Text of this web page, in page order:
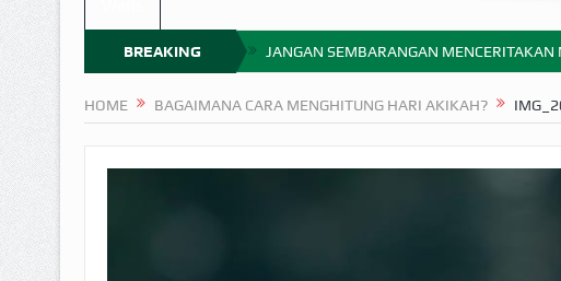
BREAKING
NEWS
JANGAN SEMBARANGAN MENCERITAKAN
HOME BAGAIMANA CARA MENGHITUNG HARI AKIKAH?